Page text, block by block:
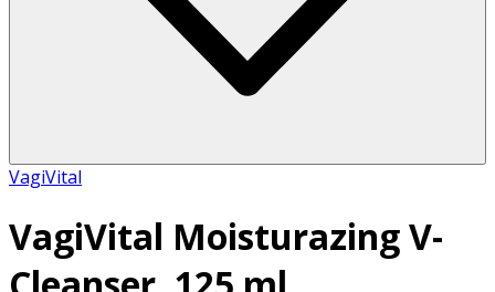
VagiVital
VagiVital Moisturazing V-